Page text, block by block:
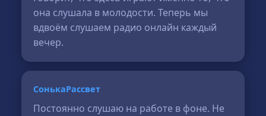
она слушала в молодости. Теперь мы
вдвоём слушаем радио онлайн каждый
вечер.
СонькаРассвет
Постоянно слушаю на работе в фоне. Не